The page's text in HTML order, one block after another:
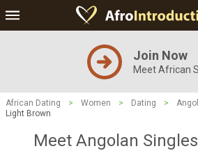
Join Now
Meet African
African Dating > Women > Dating >
Light Brown
Meet Angolan